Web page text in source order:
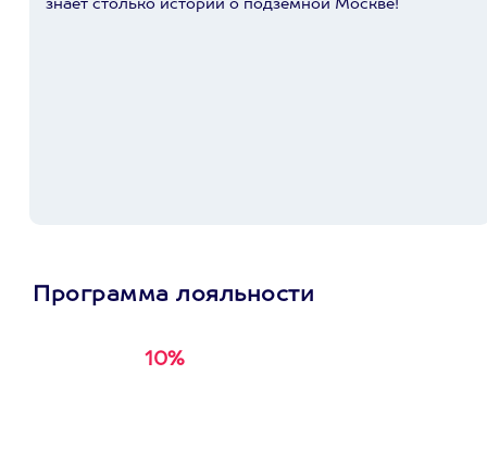
знает столько историй о подземной Москве!
Программа лояльности
10%